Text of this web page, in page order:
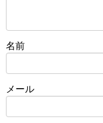
名前
メール